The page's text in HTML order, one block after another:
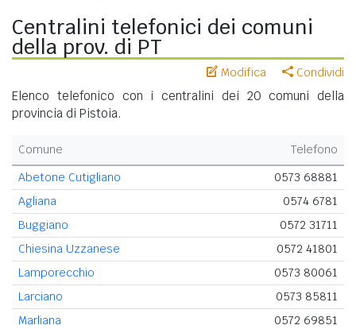
Centralini telefonici dei comuni
della prov. di PT
Modifica Condividi
Elenco telefonico con i centralini dei 20 comuni della
provincia di Pistoia.
Comune
Telefono
Abetone Cutigliano
0573 68881
Agliana
0574 6781
Buggiano
0572 31711
Chiesina Uzzanese
0572 41801
Lamporecchio
0573 80061
Larciano
0573 85811
Marliana
0572 69851